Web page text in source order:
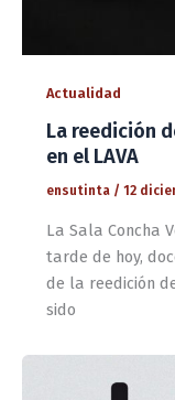
Actualidad
La reedición
en el LAVA
ensutinta / 12
La Sala Concha
tarde de hoy,
de la reedición
sido